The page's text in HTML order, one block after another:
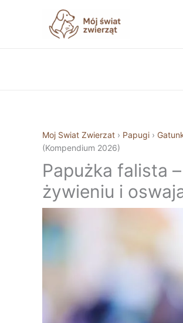
Moj Swiat Zwierzat › Papugi ›
(Kompendium 2026)
Papużka falista
żywieniu i